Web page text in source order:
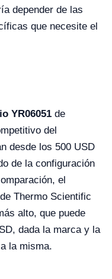
depender de las
que necesite el
YR06051 de
del
desde los 500 USD
de la configuración
el
de Thermo Scientific
alto, que puede
dada la marca y la
la misma.